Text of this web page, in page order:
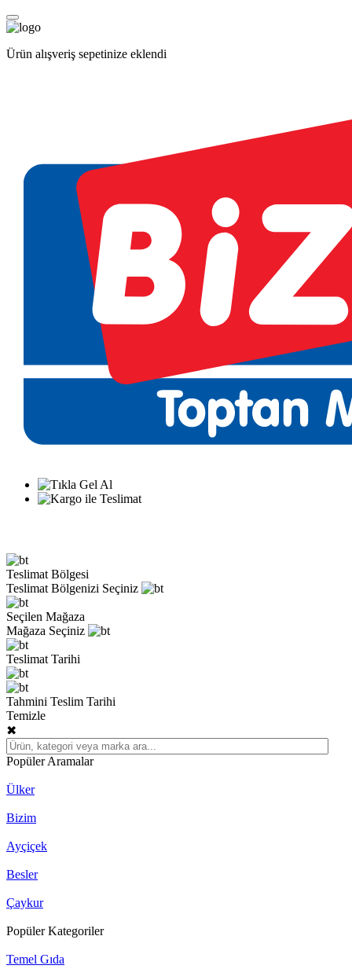
Ürün alışveriş sepetinize eklendi
Teslimat Bölgesi
Teslimat Bölgenizi Seçiniz
Seçilen Mağaza
Mağaza Seçiniz
Teslimat Tarihi
Tahmini Teslim Tarihi
Temizle
✖
Popüler Aramalar
Ülker
Bizim
Ayçiçek
Besler
Çaykur
Popüler Kategoriler
Temel Gıda